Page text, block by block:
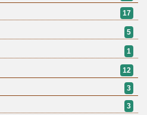
17
5
1
12
3
3